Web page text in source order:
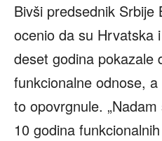
Bivši predsednik Srbije
ocenio da su Hrvatska
deset godina pokazale
funkcionalne odnose,
to opovrgnule.
10 godina